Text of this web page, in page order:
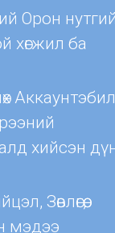
Орон
хөгжил ба
хийсэн
Зөвлөгөө,
мэдээ